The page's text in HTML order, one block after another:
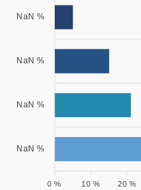
NaN %
NaN %
NaN %
NaN %
20 %
10 %
0 %